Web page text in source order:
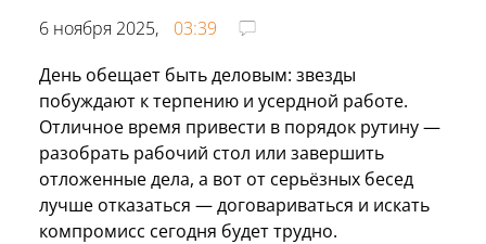
6 ноября 2025,
03:39
День обещает быть деловым: звезды
побуждают к терпению и усердной работе.
Отличное время привести в порядок рутину —
разобрать рабочий стол или завершить
отложенные дела, а вот от серьёзных бесед
лучше отказаться — договариваться и искать
компромисс сегодня будет трудно.